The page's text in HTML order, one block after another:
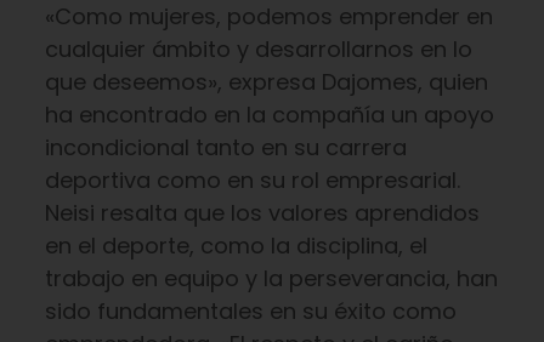
«Como mujeres, podemos emprender en
cualquier ámbito y desarrollarnos en lo
que deseemos», expresa Dajomes, quien
ha encontrado en la compañía un apoyo
incondicional tanto en su carrera
deportiva como en su rol empresarial.
Neisi resalta que los valores aprendidos
en el deporte, como la disciplina, el
trabajo en equipo y la perseverancia, han
sido fundamentales en su éxito como